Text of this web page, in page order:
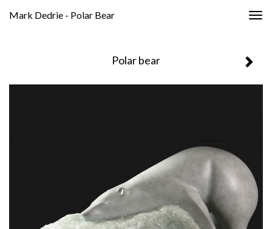
Mark Dedrie - Polar Bear
Polar bear